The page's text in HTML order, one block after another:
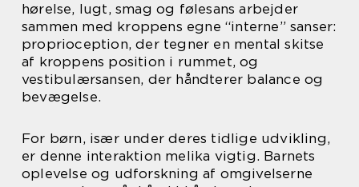
hørelse, lugt, smag og følesans arbejder
sammen med kroppens egne “interne” sanser:
proprioception, der tegner en mental skitse
af kroppens position i rummet, og
vestibulærsansen, der håndterer balance og
bevægelse.
For børn, især under deres tidlige udvikling,
er denne interaktion melika vigtig. Barnets
oplevelse og udforskning af omgivelserne